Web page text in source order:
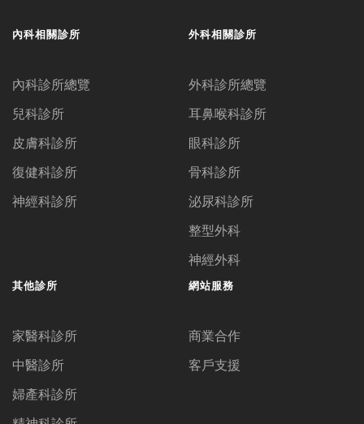
內科相關診所
內科診所總覽
兒科診所
皮膚科診所
復健科診所
神經科診所
外科相關診所
外科診所總覽
耳鼻喉科診所
眼科診所
骨科診所
泌尿科診所
整型外科
神經外科
其他診所
家醫科診所
中醫診所
婦產科診所
網站服務
商業合作
客戶支援